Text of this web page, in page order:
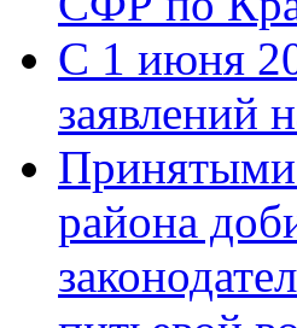
С 1 июня
заявлений
Принятыми
района